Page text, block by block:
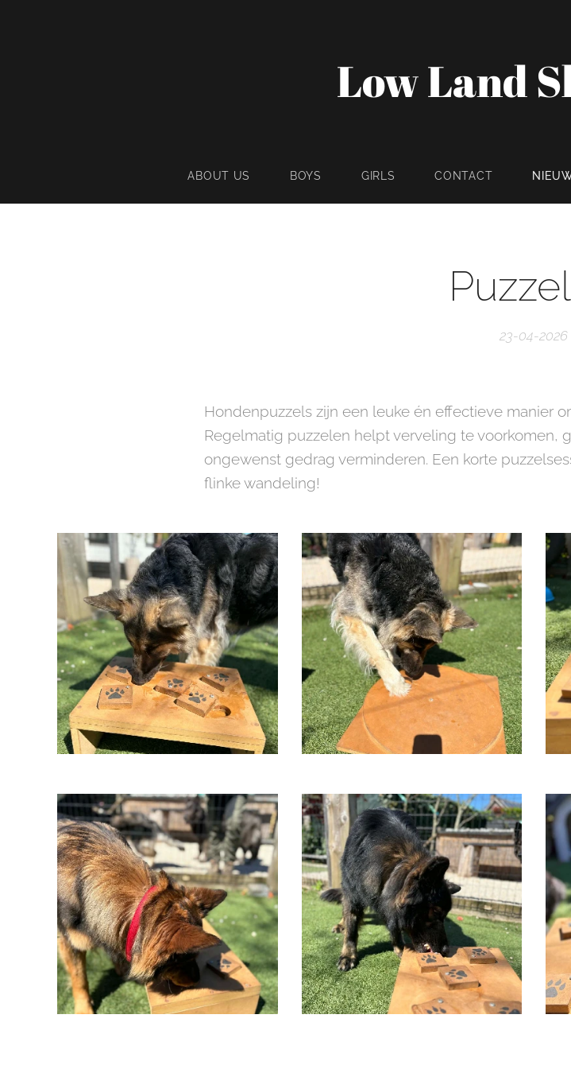
Low Land
ABOUT US BOYS GIRLS CONTACT
23-04-2026
Hondenpuzzels zijn een leuke én effectieve manier
Regelmatig puzzelen helpt verveling te voorkomen,
ongewenst gedrag verminderen. Een korte
flinke wandeling!